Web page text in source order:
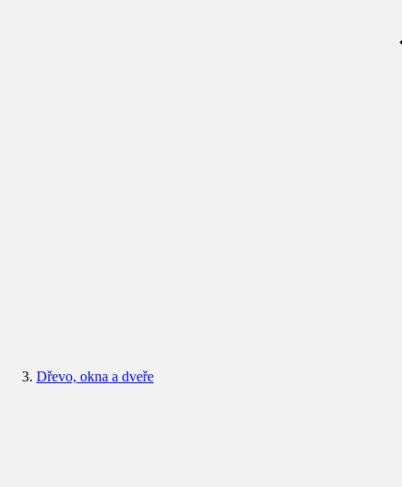
Dřevo, okna a dveře